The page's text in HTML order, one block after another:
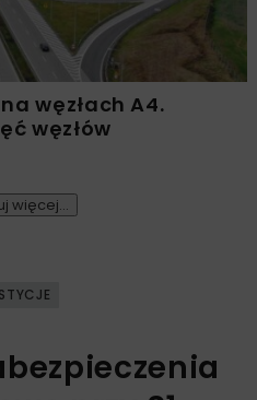
węzłach A4.
węzłów
więcej...